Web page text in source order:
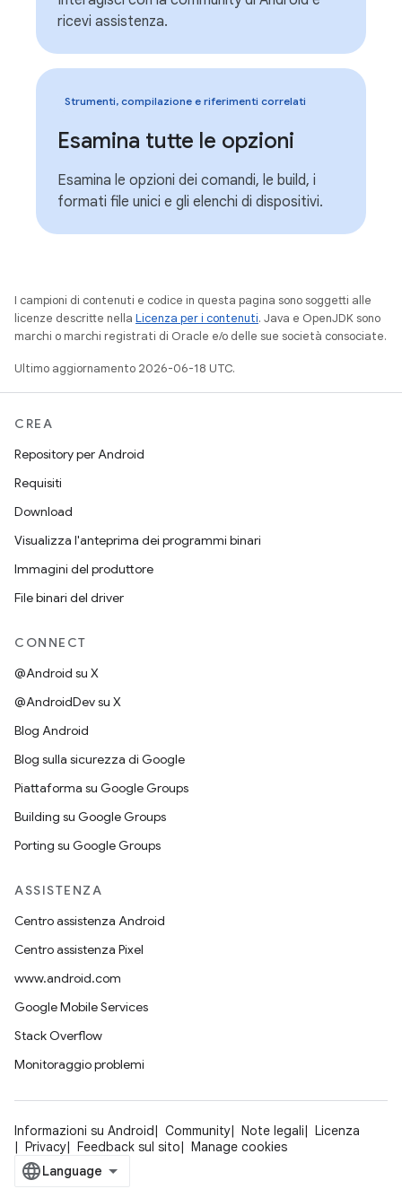
ricevi assistenza.
Strumenti, compilazione e riferimenti correlati
Esamina tutte le opzioni
Esamina le opzioni dei comandi, le build, i
formati file unici e gli elenchi di dispositivi.
I campioni di contenuti e codice in questa pagina sono soggetti alle
licenze descritte nella Licenza per i contenuti. Java e OpenJDK sono
marchi o marchi registrati di Oracle e/o delle sue società consociate.
Ultimo aggiornamento 2026-06-18 UTC.
CREA
Repository per Android
Requisiti
Download
Visualizza l'anteprima dei programmi binari
Immagini del produttore
File binari del driver
CONNECT
@Android su X
@AndroidDev su X
Blog Android
Blog sulla sicurezza di Google
Piattaforma su Google Groups
Building su Google Groups
Porting su Google Groups
ASSISTENZA
Centro assistenza Android
Centro assistenza Pixel
www.android.com
Google Mobile Services
Stack Overflow
Monitoraggio problemi
Informazioni su Android Community Note legali
Licenza
Privacy
Feedback sul sito Manage cookies